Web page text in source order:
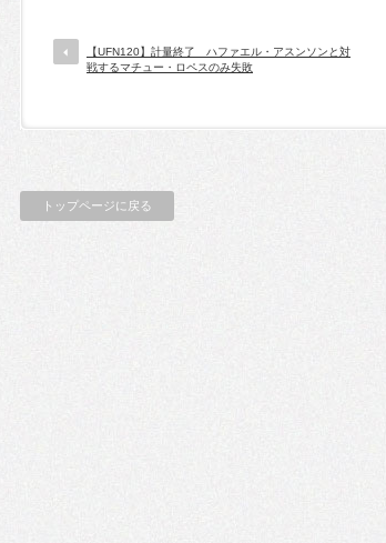
【UFN120】計量終了 ハファエル・アスンソンと対
戦するマチュー・ロペスのみ失敗
トップページに戻る